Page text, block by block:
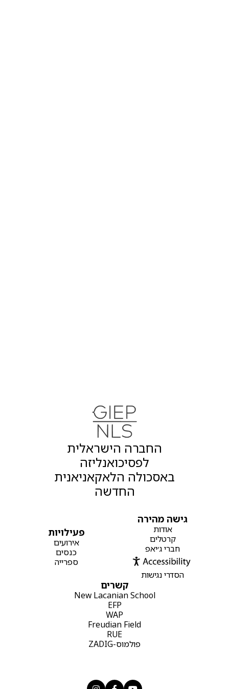
החברה הישראלית
לפסיכואנליזה
באסכולה הלאקאניאנית
החדשה
גישה מהירה
אודות
קרטלים
חברי ג׳יאפ
הסדרי נגישות
פעילויות
אירועים
כנסים
ספרייה
קשרים
New Lacanian School
EFP
WAP
Freudian Field
RUE
פולמוס-ZADIG